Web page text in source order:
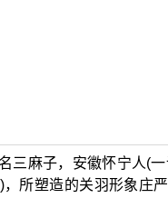
三麻子，安徽怀宁人(
所塑造的关羽形象庄